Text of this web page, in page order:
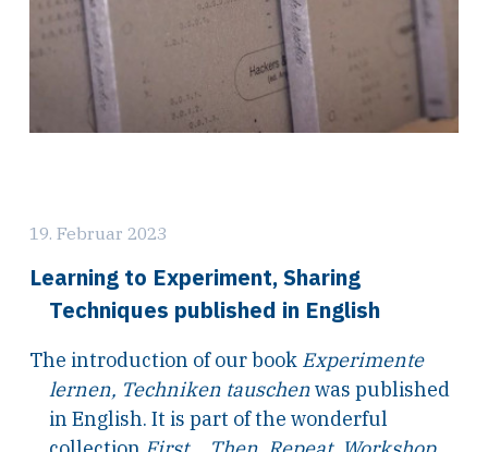
19. Februar 2023
Learning to Experiment, Sharing
Techniques published in English
The introduction of our book Experimente
lernen, Techniken tauschenwas published
in English. It is part of the wonderful